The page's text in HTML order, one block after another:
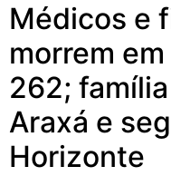
Médicos e
morrem
262;
Araxá e
Horizonte